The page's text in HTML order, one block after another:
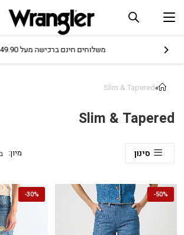
משלוחים חינם ברכישה מעל 249.90 ₪
»
Slim & Tapered
Slim & Tapered
סינון
50%
-
30%
-